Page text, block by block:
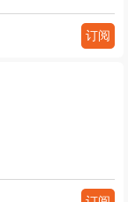
订阅